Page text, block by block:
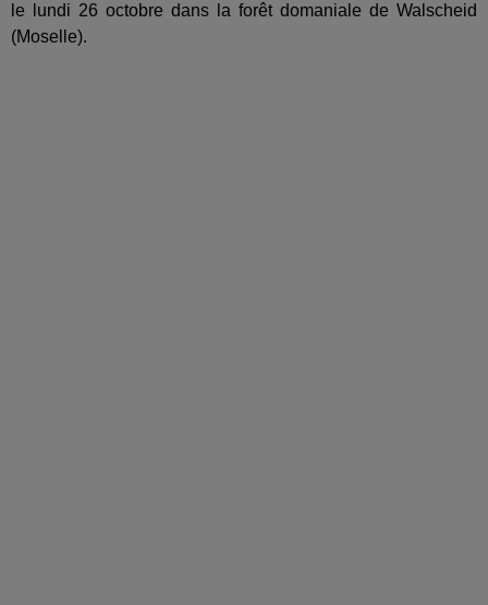
le lundi 26 octobre dans la forêt domaniale de Walscheid
(Moselle).